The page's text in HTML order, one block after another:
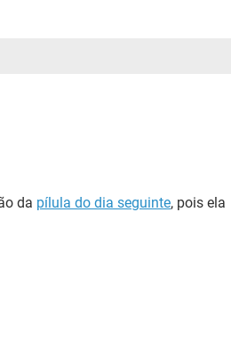
da pílula do dia seguinte, pois ela